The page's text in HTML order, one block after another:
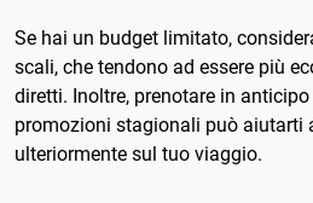
Se hai un budget limitato,
scali, che tendono ad essere più
diretti. Inoltre, prenotare in
promozioni stagionali può aiutarti
ulteriormente sul tuo viaggio.